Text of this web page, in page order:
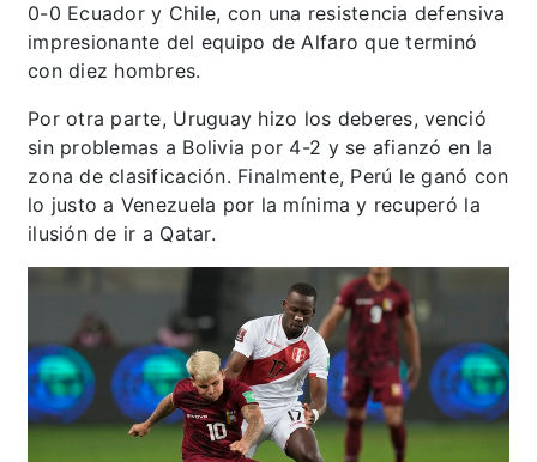
0-0 Ecuador y Chile, con una resistencia defensiva
impresionante del equipo de Alfaro que terminó
con diez hombres.
Por otra parte, Uruguay hizo los deberes, venció
sin problemas a Bolivia por 4-2 y se afianzó en la
zona de clasificación. Finalmente, Perú le ganó con
lo justo a Venezuela por la mínima y recuperó la
ilusión de ir a Qatar.